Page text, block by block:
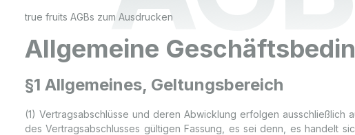
true fruits AGBs zum Ausdrucken
Allgemeine
§1 Allgemeines, Geltungsbereich
(1) Vertragsabschlüsse und deren Abwicklung erfolgen
des Vertragsabschlusses gültigen Fassung, es sei denn, es handelt